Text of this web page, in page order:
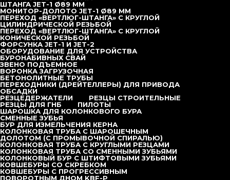
ШТАНГА JET-1 Ø89 ММ
МОНИТОР-ДОЛОТО JET-1 Ø89 ММ
ПЕРЕХОД «ВЕРТЛЮГ-ШТАНГА» С КРУГЛОЙ
ЦИЛИНДРИЧЕСКОЙ РЕЗЬБОЙ
ПЕРЕХОД «ВЕРТЛЮГ-ШТАНГА» С КРУГЛОЙ
КОНИЧЕСКОЙ РЕЗЬБОЙ
ФОРСУНКА JET-1 И JET-2
ОБОРУДОВАНИЕ ДЛЯ УСТРОЙСТВА
БУРОНАБИВНЫХ СВАЙ
ЗВЕНО ПОДЪЕМНОЕ
ВОРОНКА ЗАГРУЗОЧНАЯ
БЕТОНОЛИТНЫЕ ТРУБЫ
ПЕРЕХОДНИКИ (ДРЕЙТЕЛЛЕРЫ) ДЛЯ ПРИВОДА
ОБСАДКИ
РЕЗЦЕДЕРЖАТЕЛИ
РЕЗЦЫ СТРОИТЕЛЬНЫЕ
РЕЗЦЫ ДЛЯ ГНБ
ПИЛОТЫ
ШАРОШКА ДЛЯ КОЛОНКОВОГО БУРА
СМЕННЫЕ ЗУБЬЯ
БУР ДЛЯ ИЗМЕЛЬЧЕНИЯ КЕРНА
КОЛОНКОВАЯ ТРУБА С ШАРОШЕЧНЫМ
ДОЛОТОМ (С ПРОМЫВОЧНОЙ СПИРАЛЬЮ)
КОЛОНКОВАЯ ТРУБА С КРУГЛЫМИ РЕЗЦАМИ
КОЛОНКОВАЯ ТРУБА СО СМЕННЫМИ ЗУБЬЯМИ
КОЛОНКОВЫЙ БУР С ШТИФТОВЫМИ ЗУБЬЯМИ
КОВШЕБУРЫ СО СКРЕБКОМ
КОВШЕБУРЫ С ПРОГРЕССИВНЫМ
ПОВОРОТНЫМ ДНОМ KBF-P